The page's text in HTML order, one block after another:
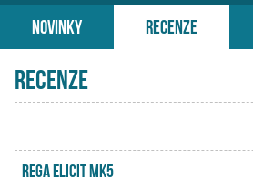
NOVINKY RECENZE
Recenze
Rega Elicit MK5